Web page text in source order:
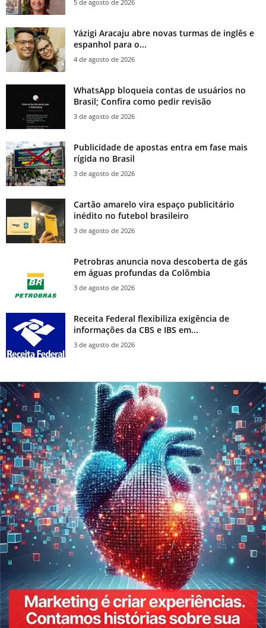
5 de agosto de 2026
Yázigi Aracaju abre novas turmas de inglês e
espanhol para o...
4 de agosto de 2026
WhatsApp bloqueia contas de usuários no
Brasil; Confira como pedir revisão
3 de agosto de 2026
Publicidade de apostas entra em fase mais
rígida no Brasil
3 de agosto de 2026
Cartão amarelo vira espaço publicitário
inédito no futebol brasileiro
3 de agosto de 2026
Petrobras anuncia nova descoberta de gás
em águas profundas da Colômbia
3 de agosto de 2026
Receita Federal flexibiliza exigência de
informações da CBS e IBS em...
3 de agosto de 2026